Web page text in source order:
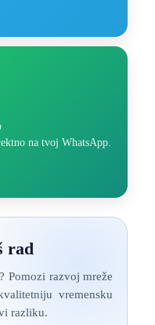
na tvoj WhatsApp.
rad
Pomozi razvoj mreže
vremensku
razliku.